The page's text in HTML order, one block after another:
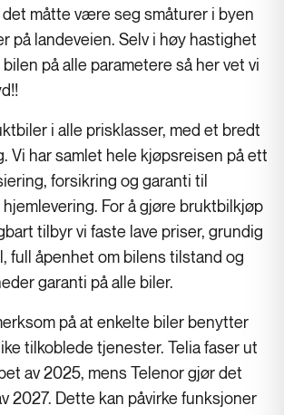
det måtte være seg småturer i byen
på landeveien. Selv i høy hastighet
bilen på alle parametere så her vet vi
i alle prisklasser, med et bredt
Vi har samlet hele kjøpsreisen på ett
forsikring og garanti til
hjemlevering. For å gjøre bruktbilkjøp
tilbyr vi faste lave priser, grundig
full åpenhet om bilens tilstand og
garanti på alle biler.
på at enkelte biler benytter
tilkoblede tjenester. Telia faser ut
av 2025, mens Telenor gjør det
2027. Dette kan påvirke funksjoner